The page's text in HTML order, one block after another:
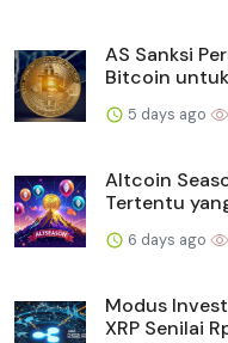
AS Sanksi
Bitcoin untuk
5 days ago
Altcoin
Tertentu
6 days ago
Modus
XRP Senilai